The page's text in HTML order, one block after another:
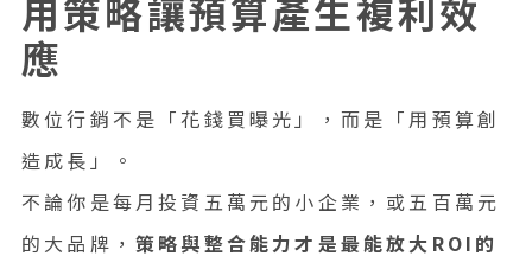
用策略讓預算產生複利效
應
數位行銷不是「花錢買曝光」，而是「用預算創
造成長」。
不論你是每月投資五萬元的小企業，或五百萬元
的大品牌， 策略與整合能力才是最能放大ROI的